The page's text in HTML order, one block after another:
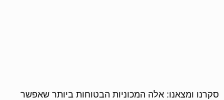
סקרנו ומצאנו: אלה המכוניות הבטוחות ביותר שאפשר